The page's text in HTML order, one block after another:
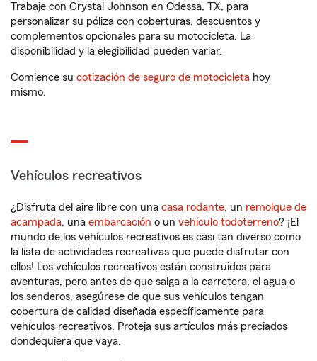
Trabaje con Crystal Johnson en Odessa, TX, para
personalizar su póliza con coberturas, descuentos y
complementos opcionales para su motocicleta. La
disponibilidad y la elegibilidad pueden variar.
Comience su cotización de seguro de motocicleta hoy
mismo.
Vehículos recreativos
¿Disfruta del aire libre con una casa rodante, un remolque de
acampada, una embarcación o un vehículo todoterreno? ¡El
mundo de los vehículos recreativos es casi tan diverso como
la lista de actividades recreativas que puede disfrutar con
ellos! Los vehículos recreativos están construidos para
aventuras, pero antes de que salga a la carretera, el agua o
los senderos, asegúrese de que sus vehículos tengan
cobertura de calidad diseñada específicamente para
vehículos recreativos. Proteja sus artículos más preciados
dondequiera que vaya.